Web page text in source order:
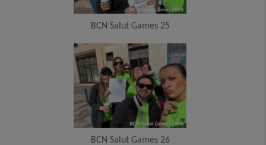
BCN Salut Games 25
BCN Salut Games 26